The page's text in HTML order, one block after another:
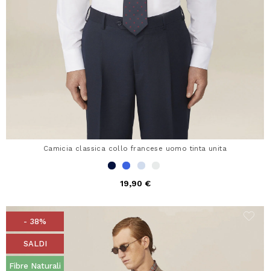
Camicia classica collo francese uomo tinta unita
19,90 €
- 38%
SALDI
Fibre Naturali